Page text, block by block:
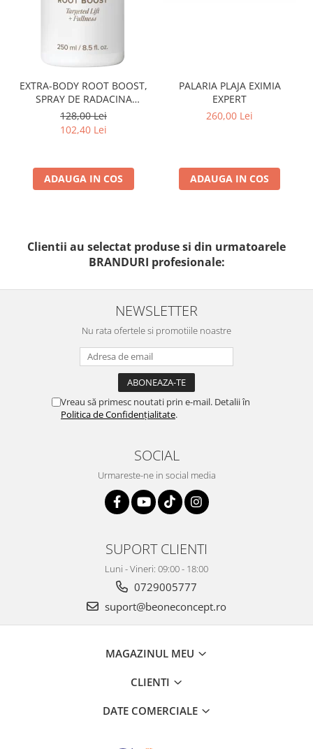
EXTRA-BODY ROOT BOOST,
SPRAY DE RADACINA
PENTRU VOLUM 250 ML
128,00 Lei
102,40 Lei
ADAUGA IN COS
PALARIA PLAJA EXIMIA
EXPERT
260,00 Lei
ADAUGA IN COS
Clientii au selectat produse si din urmatoarele
BRANDURI profesionale:
NEWSLETTER
Nu rata ofertele si promotiile noastre
Vreau să primesc noutati prin e-mail. Detalii în
Politica de Confidențialitate.
SOCIAL
Urmareste-ne in social media
SUPORT CLIENTI
Luni - Vineri: 09:00 - 18:00
0729005777
suport@beoneconcept.ro
MAGAZINUL MEU
CLIENTI
DATE COMERCIALE